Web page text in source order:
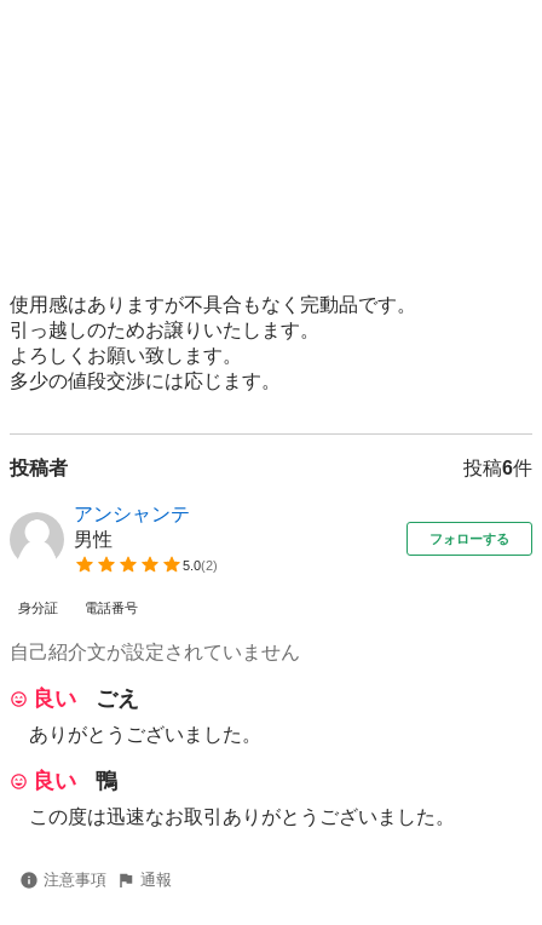
使用感はありますが不具合もなく完動品です。
引っ越しのためお譲りいたします。
よろしくお願い致します。
多少の値段交渉には応じます。
投稿者 投稿6件
アンシャンテ
男性
5.0(2)
フォローする
身分証 電話番号
自己紹介文が設定されていません
良い ごえ
ありがとうございました。
良い 鴨
この度は迅速なお取引ありがとうございました。
注意事項 通報